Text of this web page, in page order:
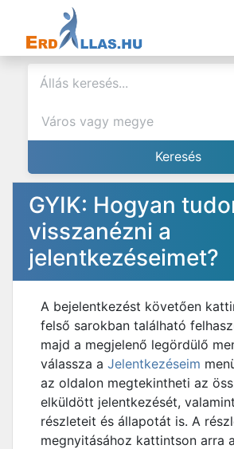
GYIK: Hogyan
visszanézni a
jelentkezéseimet?
A bejelentkezést követően
felső sarokban található
majd a megjelenő legördülő
válassza a Jelentkezéseim
az oldalon megtekintheti az
elküldött jelentkezését,
részleteit és állapotát is. A
megnyitásához kattintson arra a